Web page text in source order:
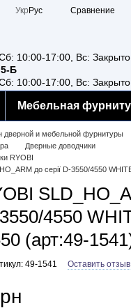
Укр Рус Сравнение
10:00-17:00, Вс: Закрыто
Б
10:00-17:00, Вс: Закрыто
Мебельная
дверной и мебельной фурнитуры
Дверные доводчики
RYOBI
до серії D-3550/4550
3550/4550
(арт:49-
49-1541 Оставить отзыв